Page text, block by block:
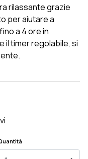
rilassante grazie
per aiutare a
a 4 ore in
e il timer regolabile, si